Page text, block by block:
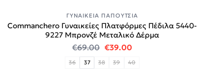
ΓΥΝΑΙΚΕΊΑ ΠΑΠΟΎΤΣΙΑ
Commanchero Γυναικείες Πλατφόρμες Πέδιλα 5440-
9227 Mπρονζέ Μεταλικό Δέρμα
€69.00 Original price was: €69.00.
€39.00Η τρέχουσα τιμή
36 37 38 39 40